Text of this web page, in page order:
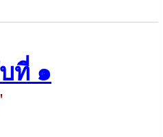
ที่ ๑